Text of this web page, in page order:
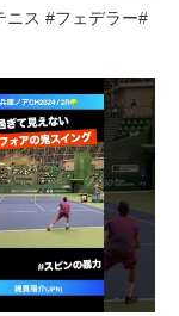
ニス #フェデラー#